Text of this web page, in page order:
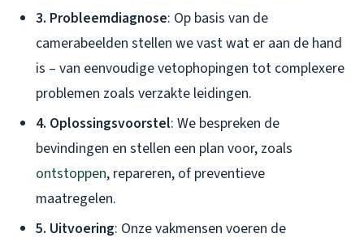
3. Probleemdiagnose: Op basis van de
camerabeelden stellen we vast wat er aan de hand
is – van eenvoudige vetophopingen tot complexere
problemen zoals verzakte leidingen.
4. Oplossingsvoorstel: We bespreken de
bevindingen en stellen een plan voor, zoals
ontstoppen, repareren, of preventieve
maatregelen.
5. Uitvoering: Onze vakmensen voeren de